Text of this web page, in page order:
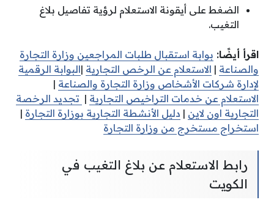
الضغط على أيقونة الاستعلام لرؤية تفاصيل بلاغ
التغيب.
اقرأ أيضًا: بوابة استقبال طلبات المراجعين وزارة التجارة
والصناعة | الاستعلام عن الرخص التجارية |البوابة الرقمية
لإدارة شركات الأشخاص وزارة التجارة والصناعة |
الاستعلام عن خدمات التراخيص التجارية | تجديد الرخصة
التجارية اون لاين | دليل الأنشطة التجارية بوزارة التجارة |
استخراج مستخرج من وزارة التجارة
رابط الاستعلام عن بلاغ التغيب في
الكويت